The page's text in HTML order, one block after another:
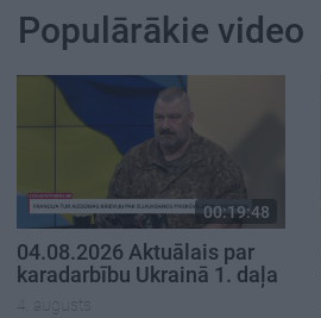
Populārākie video
00:19:48
04.08.2026 Aktuālais par
karadarbību Ukrainā 1. daļa
4. augusts